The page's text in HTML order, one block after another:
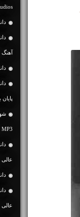
آهنگ
MP3
عالی
عالی